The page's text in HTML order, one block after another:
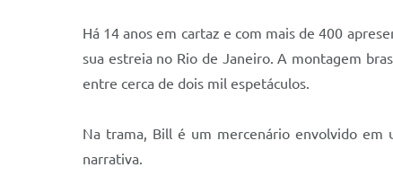
Há 14 anos em cartaz e com mais de 400
sua estreia no Rio de Janeiro. A montagem
entre cerca de dois mil espetáculos.
Na trama, Bill é um mercenário envolvido em
narrativa.